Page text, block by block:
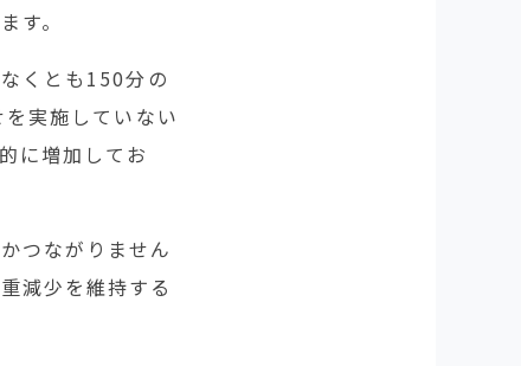
す。
くとも150分の
実施していない
に増加してお
つながりません
減少を維持する